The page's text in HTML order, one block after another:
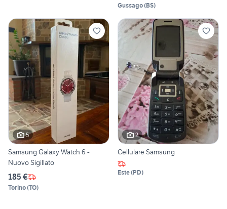
Gussago(BS)
5
Samsung Galaxy Watch 6 -
Nuovo Sigillato
185 €
Torino(TO)
2
Cellulare Samsung
Este(PD)